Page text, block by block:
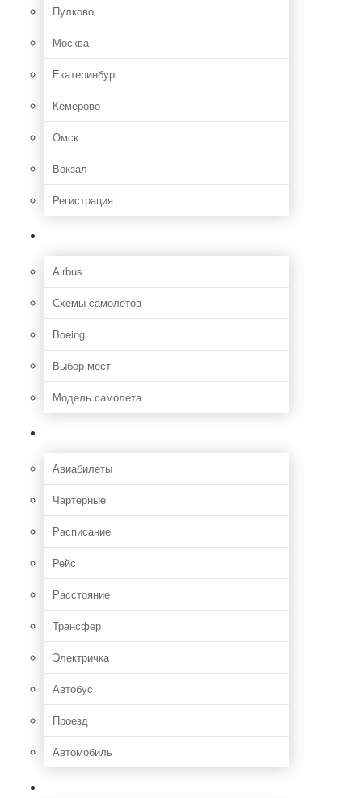
Пулково
Москва
Екатеринбург
Кемерово
Омск
Вокзал
Регистрация
Airbus
Схемы самолетов
Boeing
Выбор мест
Модель самолета
Авиабилеты
Чартерные
Расписание
Рейс
Расстояние
Трансфер
Электричка
Автобус
Проезд
Автомобиль